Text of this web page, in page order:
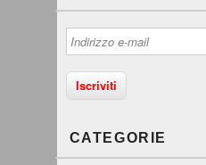
CATEGORIE